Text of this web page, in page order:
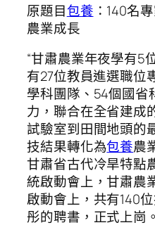
原題目包養 ：140名
農業成長
“甘肅農業年夜學有5
有27位教員進選職位
學科團隊、54個國省
力，聯合在全省建成
試驗室到田間地頭的
技結果轉化為包養農
甘肅省古代冷旱特點
統啟動會上，甘肅農
啟動會上，共有140
彤的聘書，正式上崗。